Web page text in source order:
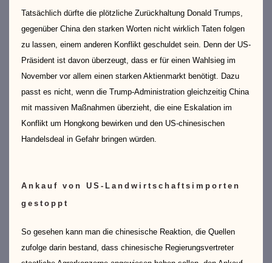
Tatsächlich dürfte die plötzliche Zurückhaltung Donald Trumps,
gegenüber China den starken Worten nicht wirklich Taten folgen
zu lassen, einem anderen Konflikt geschuldet sein. Denn der US-
Präsident ist davon überzeugt, dass er für einen Wahlsieg im
November vor allem einen starken Aktienmarkt benötigt. Dazu
passt es nicht, wenn die Trump-Administration gleichzeitig China
mit massiven Maßnahmen überzieht, die eine Eskalation im
Konflikt um Hongkong bewirken und den US-chinesischen
Handelsdeal in Gefahr bringen würden.
Ankauf von US-Landwirtschaftsimporten
gestoppt
So gesehen kann man die chinesische Reaktion, die Quellen
zufolge darin bestand, dass chinesische Regierungsvertreter